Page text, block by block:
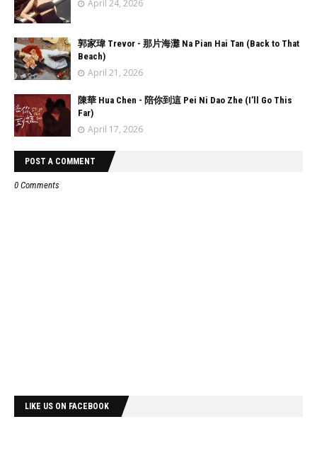
April 24, 2026
郭家瑋 Trevor - 那片海灘 Na Pian Hai Tan (Back to That
Beach)
April 21, 2026
陳華 Hua Chen - 陪你到這 Pei Ni Dao Zhe (I’ll Go This
Far)
April 17, 2026
POST A COMMENT
0 Comments
LIKE US ON FACEBOOK